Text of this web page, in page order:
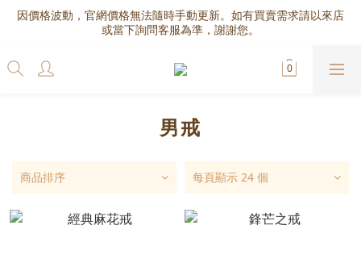
因價格波動，官網價格無法隨時手動更新。如有買賣需求請以來店
或當下詢問客服為準，謝謝您。
男戒
商品排序 每頁顯示 24 個